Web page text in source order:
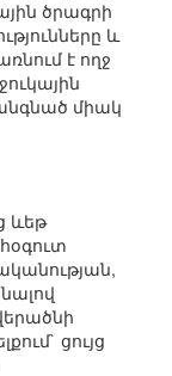
ծրագրի
և
է ողջ
միակ
ևեթ
ցույց